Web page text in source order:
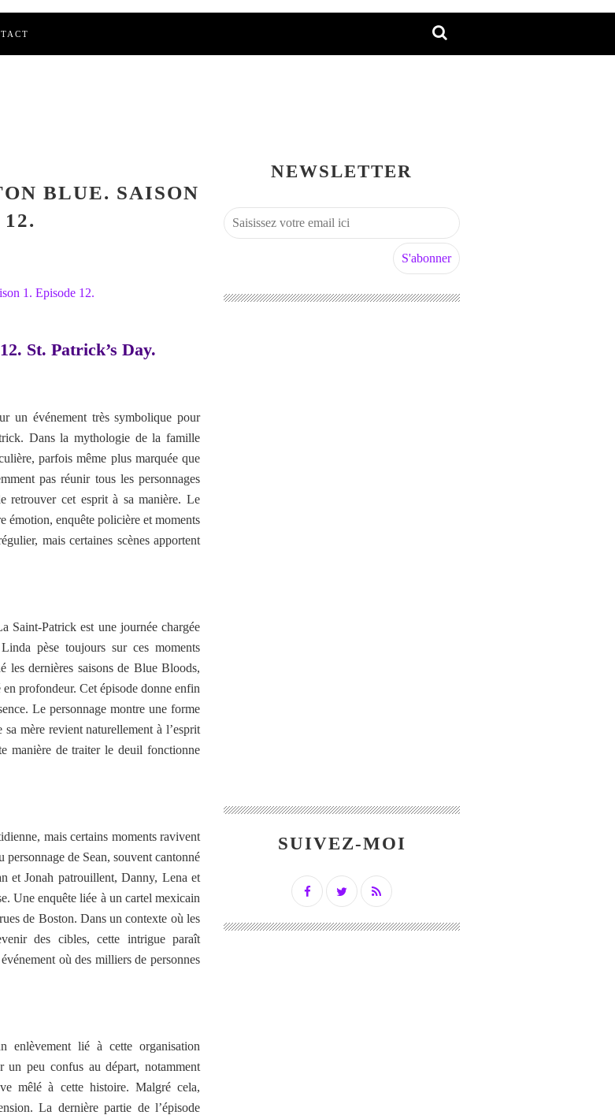
BLUE. SAISON
St. Patrick’s Day.
un événement très symbolique pour
Dans la mythologie de la famille
parfois même plus marquée que
pas réunir tous les personnages
retrouver cet esprit à sa manière. Le
émotion, enquête policière et moments
mais certaines scènes apportent
Saint-Patrick est une journée chargée
pèse toujours sur ces moments
les dernières saisons de Blue Bloods,
profondeur. Cet épisode donne enfin
Le personnage montre une forme
mère revient naturellement à l’esprit
manière de traiter le deuil fonctionne
mais certains moments ravivent
personnage de Sean, souvent cantonné
et Jonah patrouillent, Danny, Lena et
Une enquête liée à un cartel mexicain
de Boston. Dans un contexte où les
des cibles, cette intrigue paraît
où des milliers de personnes
enlèvement lié à cette organisation
un peu confus au départ, notamment
mêlé à cette histoire. Malgré cela,
La dernière partie de l’épisode
NEWSLETTER
SUIVEZ-MOI